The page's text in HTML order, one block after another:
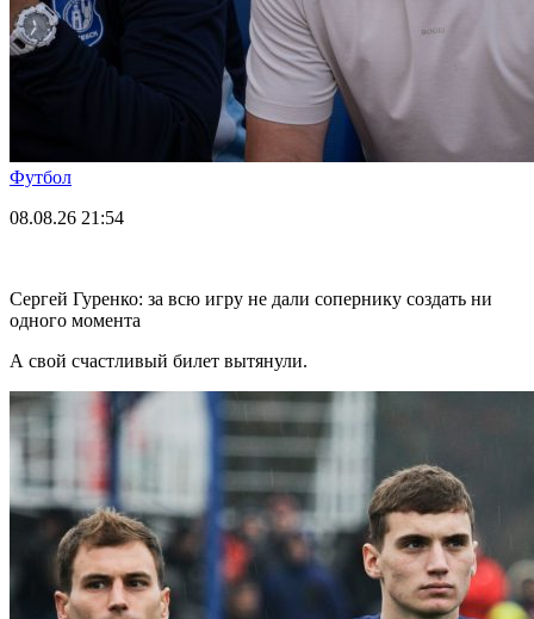
Футбол
08.08.26 21:54
Сергей Гуренко: за всю игру не дали сопернику создать ни
одного момента
А свой счастливый билет вытянули.